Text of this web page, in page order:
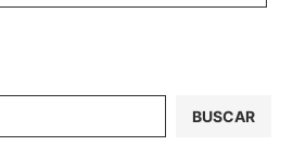
BUSCAR